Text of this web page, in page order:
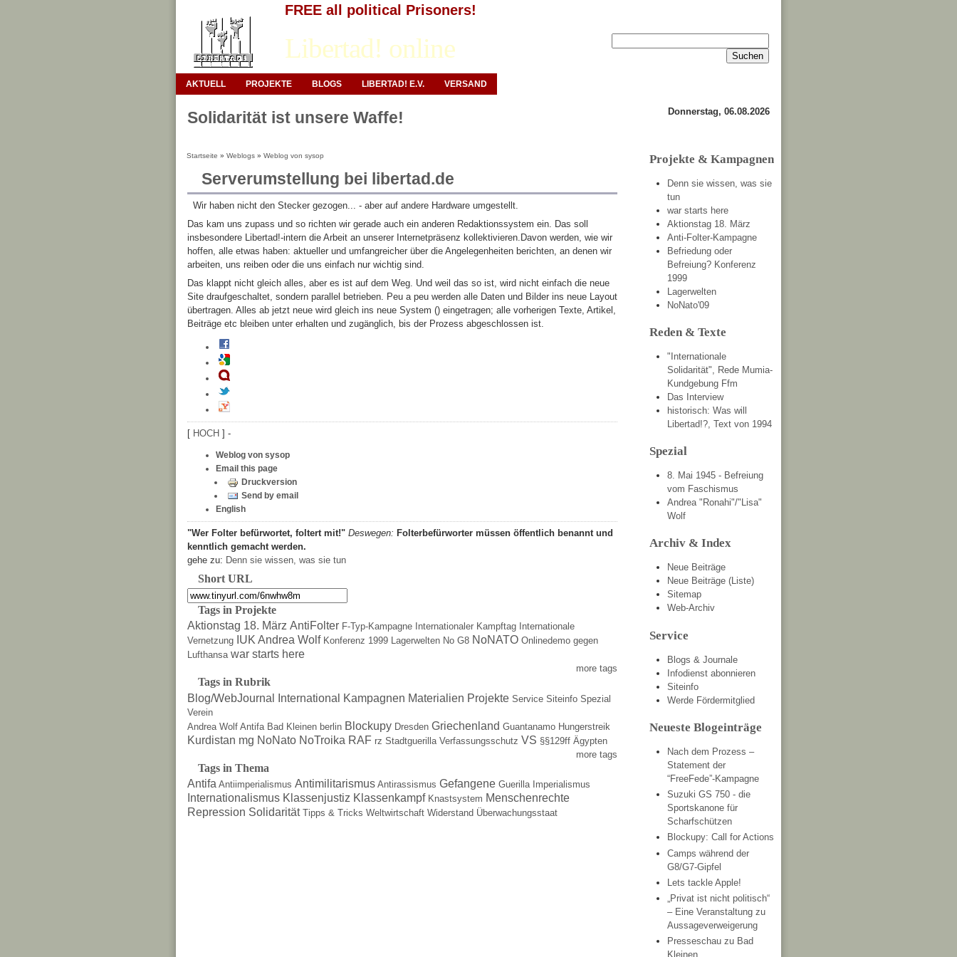
FREE all political Prisoners!
Libertad! online
AKTUELL PROJEKTE BLOGS LIBERTAD! E.V. VERSAND
Solidarität ist unsere Waffe! Donnerstag, 06.08.2026
Startseite » Weblogs » Weblog von sysop
Serverumstellung bei libertad.de
Wir haben nicht den Stecker gezogen... - aber auf andere Hardware umgestellt.
Das kam uns zupass und so richten wir gerade auch ein anderen Redaktionssystem ein. Das soll
insbesondere Libertad!-intern die Arbeit an unserer Internetpräsenz kollektivieren.Davon werden, wie wir
hoffen, alle etwas haben: aktueller und umfangreicher über die Angelegenheiten berichten, an denen wir
arbeiten, uns reiben oder die uns einfach nur wichtig sind.
Das klappt nicht gleich alles, aber es ist auf dem Weg. Und weil das so ist, wird nicht einfach die neue
Site draufgeschaltet, sondern parallel betrieben. Peu a peu werden alle Daten und Bilder ins neue Layout
übertragen. Alles ab jetzt neue wird gleich ins neue System () eingetragen; alle vorherigen Texte, Artikel,
Beiträge etc bleiben unter erhalten und zugänglich, bis der Prozess abgeschlossen ist.
[ HOCH ] -
Weblog von sysop
Email this page
Druckversion
Send by email
English
"Wer Folter befürwortet, foltert mit!" Deswegen: Folterbefürworter müssen öffentlich benannt und
kenntlich gemacht werden.
gehe zu: Denn sie wissen, was sie tun
Short URL
Tags in Projekte
Aktionstag 18. März AntiFolter F-Typ-Kampagne Internationaler Kampftag Internationale
Vernetzung IUK Andrea Wolf Konferenz 1999 Lagerwelten No G8 NoNATO Onlinedemo gegen
Lufthansa war starts here
more tags
Tags in Rubrik
Blog/WebJournal International Kampagnen Materialien Projekte Service Siteinfo Spezial
Verein
Andrea Wolf Antifa Bad Kleinen berlin Blockupy Dresden Griechenland Guantanamo Hungerstreik
Kurdistan mg NoNato NoTroika RAF rz Stadtguerilla Verfassungsschutz VS §§129ff Ägypten
more tags
Tags in Thema
Antifa Antiimperialismus Antimilitarismus Antirassismus Gefangene Guerilla Imperialismus
Internationalismus Klassenjustiz Klassenkampf Knastsystem Menschenrechte
Repression Solidarität Tipps & Tricks Weltwirtschaft Widerstand Überwachungsstaat
Projekte & Kampagnen
Denn sie wissen, was sie
tun
war starts here
Aktionstag 18. März
Anti-Folter-Kampagne
Befriedung oder
Befreiung? Konferenz
1999
Lagerwelten
NoNato'09
Reden & Texte
"Internationale
Solidarität", Rede Mumia-
Kundgebung Ffm
Das Interview
historisch: Was will
Libertad!?, Text von 1994
Spezial
8. Mai 1945 - Befreiung
vom Faschismus
Andrea "Ronahi"/"Lisa"
Wolf
Archiv & Index
Neue Beiträge
Neue Beiträge (Liste)
Sitemap
Web-Archiv
Service
Blogs & Journale
Infodienst abonnieren
Siteinfo
Werde Fördermitglied
Neueste Blogeinträge
Nach dem Prozess –
Statement der
“FreeFede”-Kampagne
Suzuki GS 750 - die
Sportskanone für
Scharfschützen
Blockupy: Call for Actions
Camps während der
G8/G7-Gipfel
Lets tackle Apple!
„Privat ist nicht politisch“
– Eine Veranstaltung zu
Aussageverweigerung
Presseschau zu Bad
Kleinen